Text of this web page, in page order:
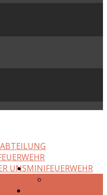
UNSMINIFEUERWEHR